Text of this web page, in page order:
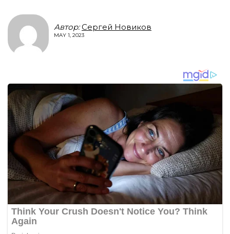
Автор: Сергей Новиков
MAY 1, 2023